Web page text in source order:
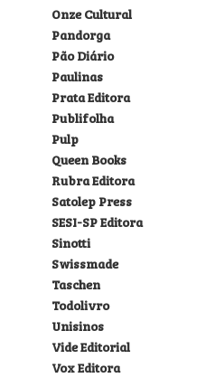
Onze Cultural
Pandorga
Pão Diário
Paulinas
Prata Editora
Publifolha
Pulp
Queen Books
Rubra Editora
Satolep Press
SESI-SP Editora
Sinotti
Swissmade
Taschen
Todolivro
Unisinos
Vide Editorial
Vox Editora